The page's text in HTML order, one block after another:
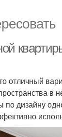
отличный
в
по дизайну